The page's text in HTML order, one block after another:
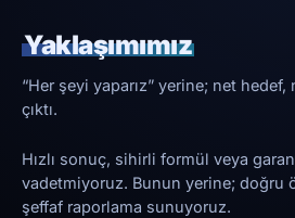
Yaklaşımımız
“Her şeyi yaparız” yerine; net
çıktı.
Hızlı sonuç, sihirli formül veya
vadetmiyoruz. Bunun yerine; doğru
şeffaf raporlama sunuyoruz.